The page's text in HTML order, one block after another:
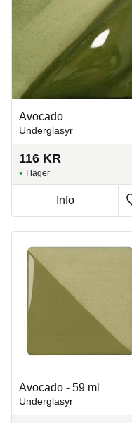
Avocado
Underglasyr
116 KR
I lager
Info
Avocado - 59 ml
Underglasyr